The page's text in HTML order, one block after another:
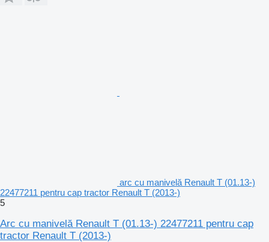
arc cu manivelă Renault T (01.13-)
22477211 pentru cap tractor Renault T (2013-)
5
Arc cu manivelă Renault T (01.13-) 22477211 pentru cap
tractor Renault T (2013-)